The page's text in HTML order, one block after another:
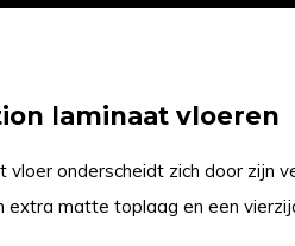
laminaat vloeren
onderscheidt zich door zijn
extra matte toplaag en een